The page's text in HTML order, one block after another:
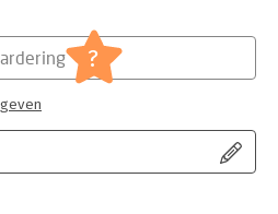
?